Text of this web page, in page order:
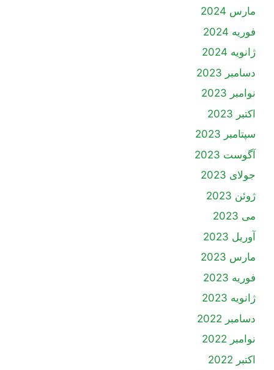
مارس 2024
فوریه 2024
ژانویه 2024
دسامبر 2023
نوامبر 2023
اکتبر 2023
سپتامبر 2023
آگوست 2023
جولای 2023
ژوئن 2023
می 2023
آوریل 2023
مارس 2023
فوریه 2023
ژانویه 2023
دسامبر 2022
نوامبر 2022
اکتبر 2022